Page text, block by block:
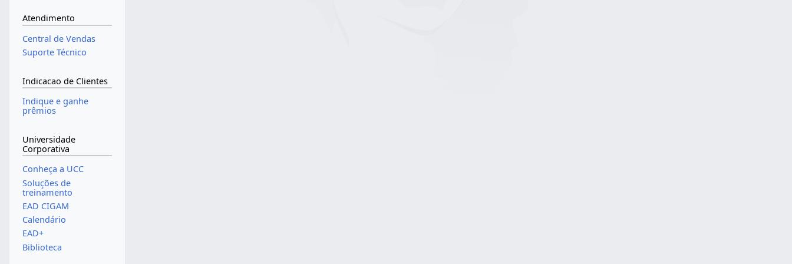
Atendimento
Central de Vendas
Suporte Técnico
Indicacao de Clientes
Indique e ganhe
prêmios
Universidade
Corporativa
Conheça a UCC
Soluções de
treinamento
EAD CIGAM
Calendário
EAD+
Biblioteca